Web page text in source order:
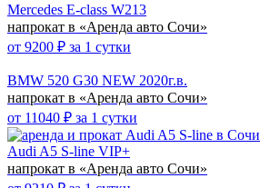
Mercedes E-class W213
напрокат в «Аренда авто Сочи»
от 9200 ₽ за 1 сутки
BMW 520 G30 NEW 2020г.в.
напрокат в «Аренда авто Сочи»
от 11040 ₽ за 1 сутки
Audi A5 S-line VIP+
напрокат в «Аренда авто Сочи»